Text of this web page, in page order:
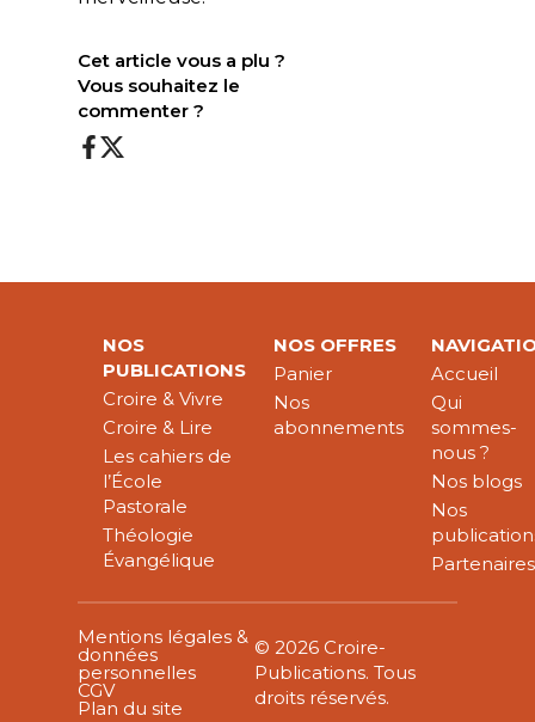
Cet article vous a plu ?
Vous souhaitez le
commenter ?
NOS
PUBLICATIONS
Croire & Vivre
Croire & Lire
Les cahiers de
l’École
Pastorale
Théologie
Évangélique
NOS OFFRES
Panier
Nos
abonnements
Accueil
Qui
sommes-
nous ?
Nos blogs
Nos
Partenaires
Mentions légales &
données
personnelles
CGV
Plan du site
© 2026 Croire-
Publications. Tous
droits réservés.